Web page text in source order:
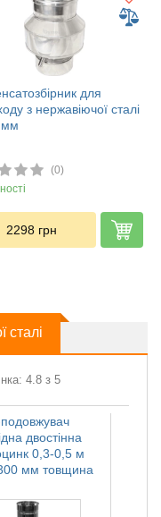
для
з нержавіючої сталі
(0)
2298 грн
сталі
4.8 з 5
двостінна
0,3-0,5 м
мм товщина